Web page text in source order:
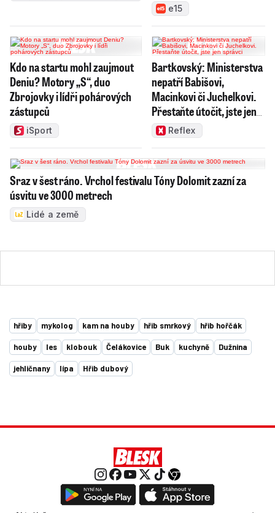
e15
Kdo na startu mohl zaujmout
Deniu? Motory „S“, duo
Zbrojovky i lídři pohárových
zástupců
iSport
Bartkovský: Ministerstva
nepatří Babišovi,
Macinkovi či Juchelkovi.
Přestaňte útočit, jste jen
správci
Reflex
Sraz v šest ráno. Vrchol festivalu Tóny Dolomit zazní za
úsvitu ve 3000 metrech
Lidé a země
hřiby mykolog kam na houby hřib smrkový hřib hořčák
houby les klobouk Čelákovice Buk kuchyně Dužnina
jehličnany lípa Hřib dubový